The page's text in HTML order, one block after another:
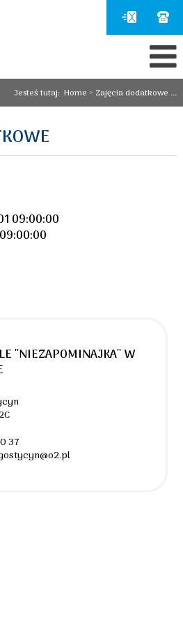
Jesteś tutaj:Home > Zajęcia dodatkowe ...
09:00:00
''NIEZAPOMINAJKA'' W
37